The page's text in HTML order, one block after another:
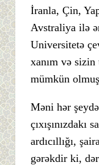
İranla, Çin,
Avstraliya ilə
Universitetə
xanım və sizin
mümkün
Məni hər
ardıcıllığı,
gərəkdir ki,